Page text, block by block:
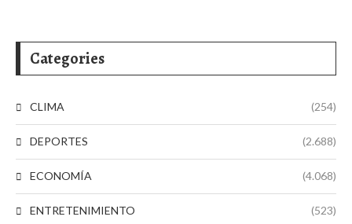
Categories
CLIMA (254)
DEPORTES (2.688)
ECONOMÍA (4.068)
ENTRETENIMIENTO (523)